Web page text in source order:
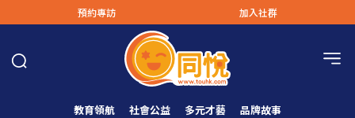
預約專訪 加入社群
教育領航 社會公益 多元才藝 品牌故事